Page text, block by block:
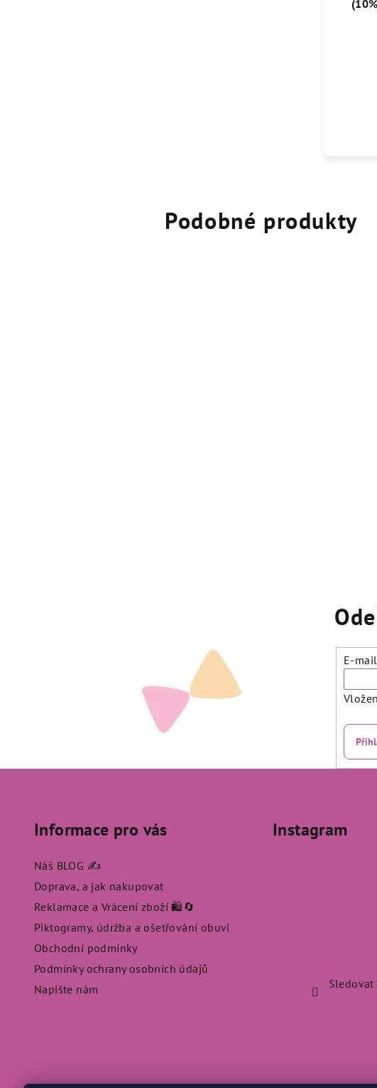
Podobné produkty
E-mail
Informace pro vás
Náš BLOG ✍️
Doprava, a jak nakupovat
Reklamace a Vrácení zboží 🛍️🔄
Piktogramy, údržba a ošetřování obuvi
Obchodní podmínky
Podmínky ochrany osobních údajů
Napište nám
Instagram